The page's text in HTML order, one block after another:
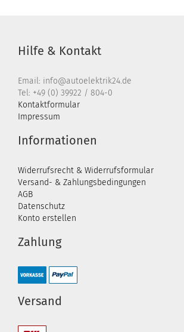
Hilfe & Kontakt
Email: info@autoelektrik24.de
Tel: +49 (0) 39922 / 804-0
Kontaktformular
Impressum
Informationen
Widerrufsrecht & Widerrufsformular
Versand- & Zahlungsbedingungen
AGB
Datenschutz
Konto erstellen
Zahlung
Versand